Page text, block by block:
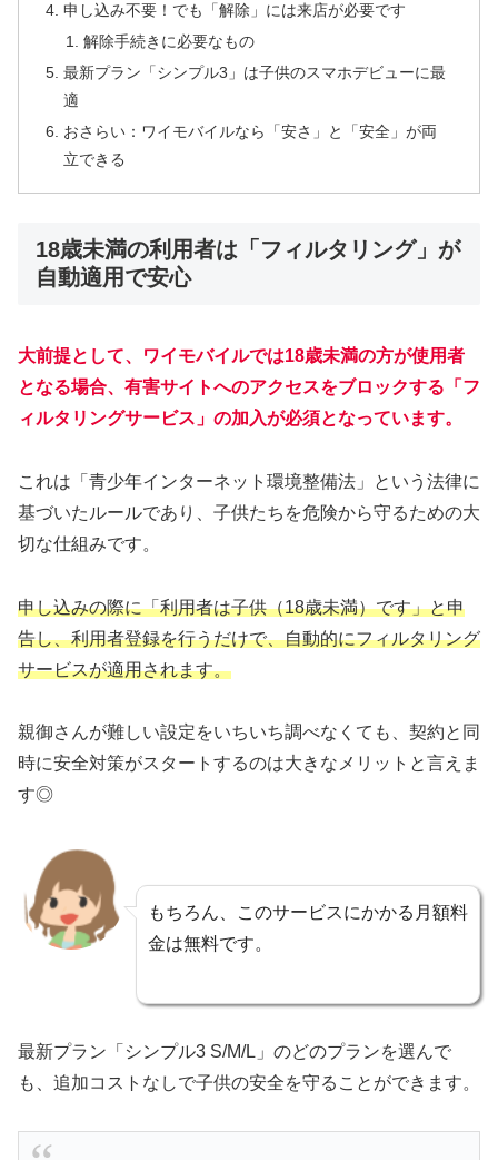
申し込み不要！でも「解除」には来店が必要です
解除手続きに必要なもの
最新プラン「シンプル3」は子供のスマホデビューに最
適
おさらい：ワイモバイルなら「安さ」と「安全」が両
立できる
18歳未満の利用者は「フィルタリング」が
自動適用で安心
大前提として、ワイモバイルでは18歳未満の方が使用者
となる場合、有害サイトへのアクセスをブロックする「フ
ィルタリングサービス」の加入が必須となっています。
これは「青少年インターネット環境整備法」という法律に
基づいたルールであり、子供たちを危険から守るための大
切な仕組みです。
申し込みの際に「利用者は子供（18歳未満）です」と申
告し、利用者登録を行うだけで、自動的にフィルタリング
サービスが適用されます。
親御さんが難しい設定をいちいち調べなくても、契約と同
時に安全対策がスタートするのは大きなメリットと言えま
す◎
もちろん、このサービスにかかる月額料
金は無料です。
最新プラン「シンプル3 S/M/L」のどのプランを選んで
も、追加コストなしで子供の安全を守ることができます。